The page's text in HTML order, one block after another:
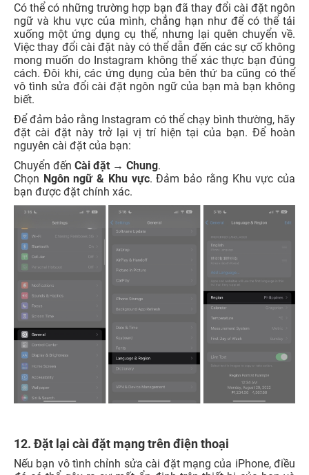
Có thể có những trường hợp bạn đã thay đổi cài đặt ngôn
ngữ và khu vực của mình, chẳng hạn như để có thể tải
xuống một ứng dụng cụ thể, nhưng lại quên chuyển về.
Việc thay đổi cài đặt này có thể dẫn đến các sự cố không
mong muốn do Instagram không thể xác thực bạn đúng
cách. Đôi khi, các ứng dụng của bên thứ ba cũng có thể
vô tình sửa đổi cài đặt ngôn ngữ của bạn mà bạn không
biết.
Để đảm bảo rằng Instagram có thể chạy bình thường, hãy
đặt cài đặt này trở lại vị trí hiện tại của bạn. Để hoàn
nguyên cài đặt của bạn:
Chuyển đến Cài đặt → Chung.
Chọn Ngôn ngữ & Khu vực. Đảm bảo rằng Khu vực của
bạn được đặt chính xác.
12. Đặt lại cài đặt mạng trên điện thoại
Nếu bạn vô tình chỉnh sửa cài đặt mạng của iPhone, điều